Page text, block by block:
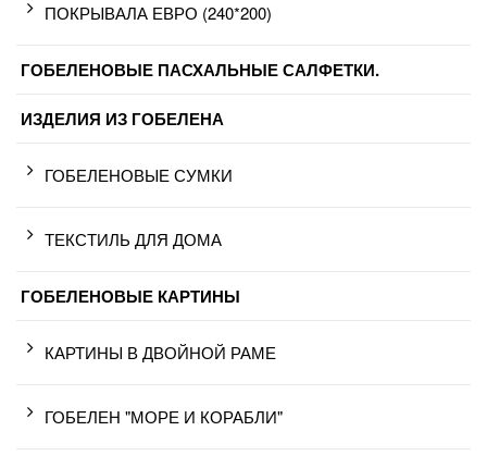
ПОКРЫВАЛА ЕВРО (240*200)
ГОБЕЛЕНОВЫЕ ПАСХАЛЬНЫЕ САЛФЕТКИ.
ИЗДЕЛИЯ ИЗ ГОБЕЛЕНА
ГОБЕЛЕНОВЫЕ СУМКИ
ТЕКСТИЛЬ ДЛЯ ДОМА
ГОБЕЛЕНОВЫЕ КАРТИНЫ
КАРТИНЫ В ДВОЙНОЙ РАМЕ
ГОБЕЛЕН "МОРЕ И КОРАБЛИ"